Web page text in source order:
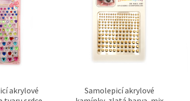
akrylové
Samolepicí akrylové